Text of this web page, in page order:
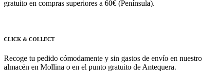
gratuito en compras superiores a 60€ (Península).
CLICK & COLLECT
Recoge tu pedido cómodamente y sin gastos de envío en nuestro
almacén en Mollina o en el punto gratuito de Antequera.